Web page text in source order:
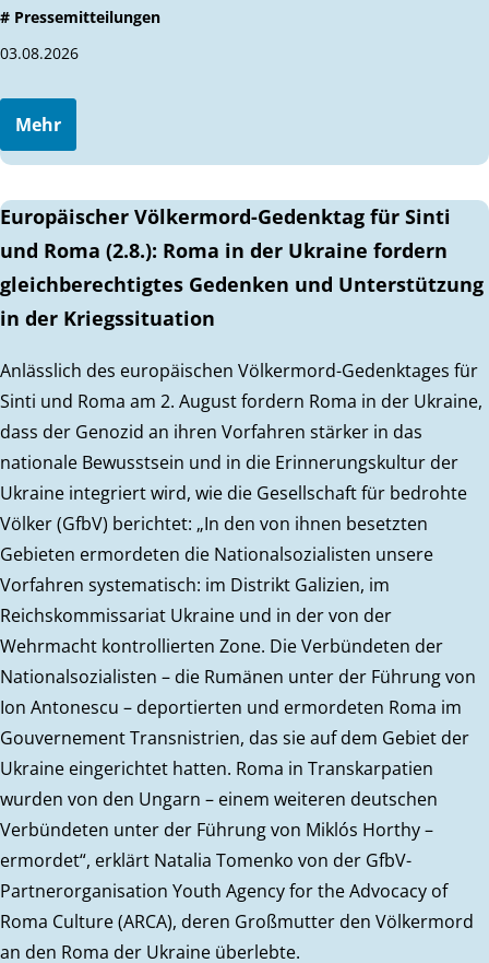
# Pressemitteilungen
03.08.2026
Mehr
Europäischer Völkermord-Gedenktag für Sinti
und Roma (2.8.): Roma in der Ukraine fordern
gleichberechtigtes Gedenken und Unterstützung
in der Kriegssituation
Anlässlich des europäischen Völkermord-Gedenktages für
Sinti und Roma am 2. August fordern Roma in der Ukraine,
dass der Genozid an ihren Vorfahren stärker in das
nationale Bewusstsein und in die Erinnerungskultur der
Ukraine integriert wird, wie die Gesellschaft für bedrohte
Völker (GfbV) berichtet: „In den von ihnen besetzten
Gebieten ermordeten die Nationalsozialisten unsere
Vorfahren systematisch: im Distrikt Galizien, im
Reichskommissariat Ukraine und in der von der
Wehrmacht kontrollierten Zone. Die Verbündeten der
Nationalsozialisten – die Rumänen unter der Führung von
Ion Antonescu – deportierten und ermordeten Roma im
Gouvernement Transnistrien, das sie auf dem Gebiet der
Ukraine eingerichtet hatten. Roma in Transkarpatien
wurden von den Ungarn – einem weiteren deutschen
Verbündeten unter der Führung von Miklós Horthy –
ermordet“, erklärt Natalia Tomenko von der GfbV-
Partnerorganisation Youth Agency for the Advocacy of
Roma Culture (ARCA), deren Großmutter den Völkermord
an den Roma der Ukraine überlebte.